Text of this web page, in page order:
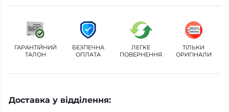
ГАРАНТІЙНИЙ
ТАЛОН
БЕЗПЕЧНА
ОПЛАТА
ЛЕГКЕ
ПОВЕРНЕННЯ
ТІЛЬКИ
ОРИГІНАЛИ
Доставка у відділення: